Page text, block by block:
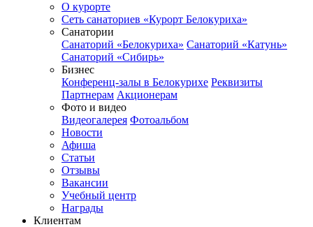
О курорте
Сеть санаториев «Курорт Белокуриха»
Санатории
Санаторий «Белокуриха» Санаторий «Катунь»
Санаторий «Сибирь»
Бизнес
Конференц-залы в Белокурихе Реквизиты
Партнерам Акционерам
Фото и видео
Видеогалерея Фотоальбом
Новости
Афиша
Статьи
Отзывы
Вакансии
Учебный центр
Награды
Клиентам